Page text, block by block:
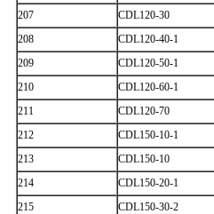
207
CDL120-30
208
CDL120-40-1
209
CDL120-50-1
210
CDL120-60-1
211
CDL120-70
212
CDL150-10-1
213
CDL150-10
214
CDL150-20-1
215
CDL150-30-2